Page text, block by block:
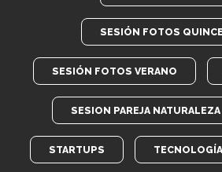
SESIÓN FOTOS
SESIÓN FOTOS VERANO
SESION PAREJA NATURALEZA
STARTUPS